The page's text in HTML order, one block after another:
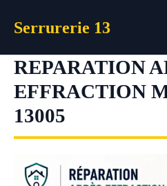
Serrurerie 13
REPARATION
EFFRACTION
13005